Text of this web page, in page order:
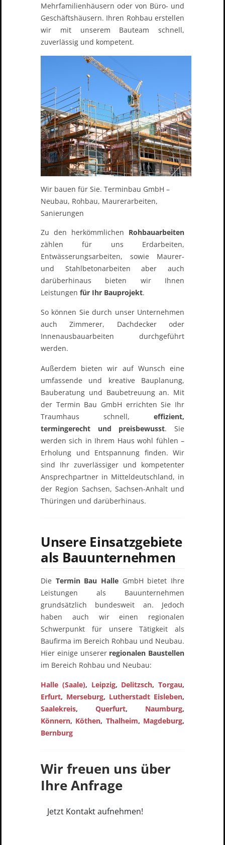
Mehrfamilienhäusern oder von Büro- und
Geschäftshäusern. Ihren Rohbau erstellen
wir mit unserem Bauteam schnell,
zuverlässig und kompetent.
Wir bauen für Sie. Terminbau GmbH –
Neubau, Rohbau, Maurerarbeiten,
Sanierungen
Zu den herkömmlichen Rohbauarbeiten
zählen für uns Erdarbeiten,
Entwässerungsarbeiten, sowie Maurer-
und Stahlbetonarbeiten aber auch
darüberhinaus bieten wir Ihnen
Leistungen für Ihr Bauprojekt.
So können Sie durch unser Unternehmen
auch Zimmerer, Dachdecker oder
Innenausbauarbeiten durchgeführt
werden.
Außerdem bieten wir auf Wunsch eine
umfassende und kreative Bauplanung,
Bauberatung und Baubetreuung an. Mit
der Termin Bau GmbH errichten Sie Ihr
Traumhaus schnell, effizient,
termingerecht und preisbewusst. Sie
werden sich in Ihrem Haus wohl fühlen –
Erholung und Entspannung finden. Wir
sind Ihr zuverlässiger und kompetenter
Ansprechpartner in Mitteldeutschland, in
der Region Sachsen, Sachsen-Anhalt und
Thüringen und darüberhinaus.
Unsere Einsatzgebiete
als Bauunternehmen
Die Termin Bau Halle GmbH bietet Ihre
Leistungen als Bauunternehmen
grundsätzlich bundesweit an. Jedoch
haben auch wir einen regionalen
Schwerpunkt für unsere Tätigkeit als
Baufirma im Bereich Rohbau und Neubau.
Hier einige unserer regionalen Baustellen
im Bereich Rohbau und Neubau:
Halle (Saale), Leipzig, Delitzsch, Torgau,
Erfurt, Merseburg, Lutherstadt Eisleben,
Saalekreis, Querfurt, Naumburg,
Könnern, Köthen, Thalheim, Magdeburg,
Bernburg
Wir freuen uns über
IhreAnfrage
Jetzt Kontakt aufnehmen!